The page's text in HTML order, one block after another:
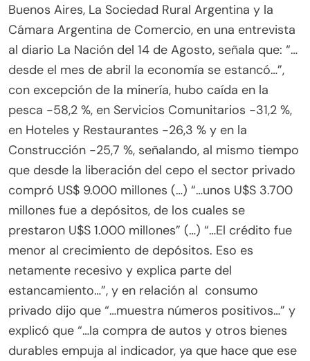
Buenos Aires, La Sociedad Rural Argentina y la
Cámara Argentina de Comercio, en una entrevista
al diario La Nación del 14 de Agosto, señala que: “…
desde el mes de abril la economía se estancó…”,
con excepción de la minería, hubo caída en la
pesca -58,2 %, en Servicios Comunitarios -31,2 %,
en Hoteles y Restaurantes -26,3 % y en la
Construcción -25,7 %, señalando, al mismo tiempo
que desde la liberación del cepo el sector privado
compró US$ 9.000 millones (…) “…unos U$S 3.700
millones fue a depósitos, de los cuales se
prestaron U$S 1.000 millones” (…) “…El crédito fue
menor al crecimiento de depósitos. Eso es
netamente recesivo y explica parte del
estancamiento…”, y en relación al consumo
privado dijo que “…muestra números positivos…” y
explicó que “…la compra de autos y otros bienes
durables empuja al indicador, ya que hace que ese